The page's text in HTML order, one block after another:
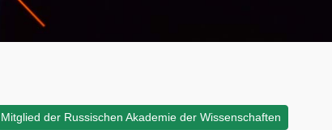
Mitglied der Russischen Akademie der Wissenschaften